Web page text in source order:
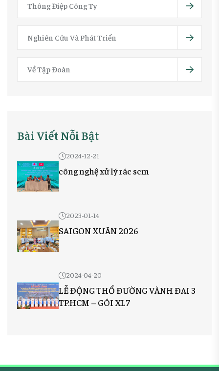
Thông Điệp Công Ty
Nghiên Cứu Và Phát Triển
Về Tập Đoàn
Bài Viết Nỗi Bật
2024-12-21
công nghệ xử lý rác scm
2023-01-14
SAIGON XUÂN 2026
2024-04-20
LỄ ĐỘNG THỔ ĐƯỜNG VÀNH ĐAI 3
TP.HCM – GÓI XL7